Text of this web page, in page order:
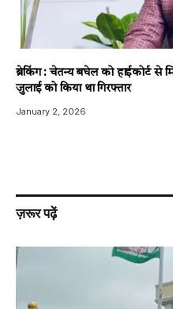
ब्रेकिंग : चेतन्य बघेल को हाईकोर्ट से
जुलाई को किया था गिरफ्तार
January 2, 2026
ज़रूर पढ़ें